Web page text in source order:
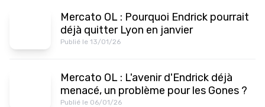
Mercato OL : Pourquoi Endrick pourrait
déjà quitter Lyon en janvier
Publié le 13/01/26
Mercato OL : L'avenir d'Endrick déjà
menacé, un problème pour les Gones ?
Publié le 06/01/26